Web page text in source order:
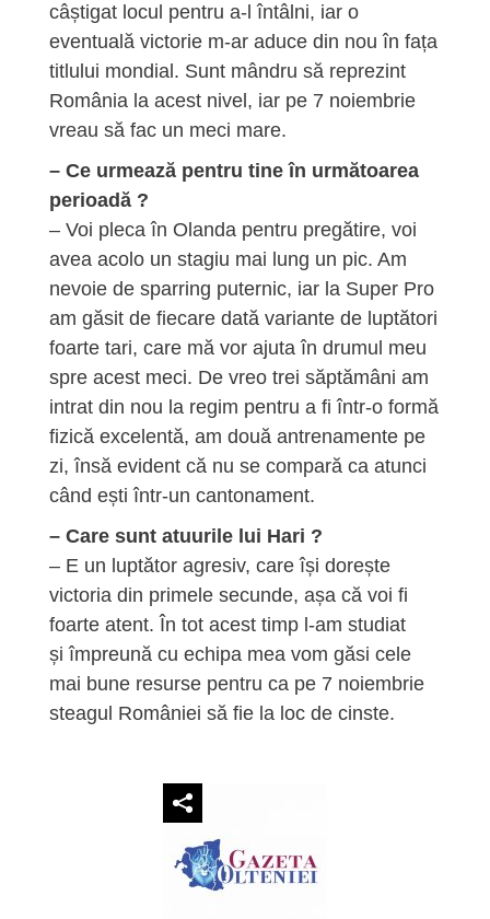
câștigat locul pentru a-l întâlni, iar o
eventuală victorie m-ar aduce din nou în fața
titlului mondial. Sunt mândru să reprezint
România la acest nivel, iar pe 7 noiembrie
vreau să fac un meci mare.
– Ce urmează pentru tine în următoarea
perioadă ?
– Voi pleca în Olanda pentru pregătire, voi
avea acolo un stagiu mai lung un pic. Am
nevoie de sparring puternic, iar la Super Pro
am găsit de fiecare dată variante de luptători
foarte tari, care mă vor ajuta în drumul meu
spre acest meci. De vreo trei săptămâni am
intrat din nou la regim pentru a fi într-o formă
fizică excelentă, am două antrenamente pe
zi, însă evident că nu se compară ca atunci
când ești într-un cantonament.
– Care sunt atuurile lui Hari ?
– E un luptător agresiv, care își dorește
victoria din primele secunde, așa că voi fi
foarte atent. În tot acest timp l-am studiat
și împreună cu echipa mea vom găsi cele
mai bune resurse pentru ca pe 7 noiembrie
steagul României să fie la loc de cinste.